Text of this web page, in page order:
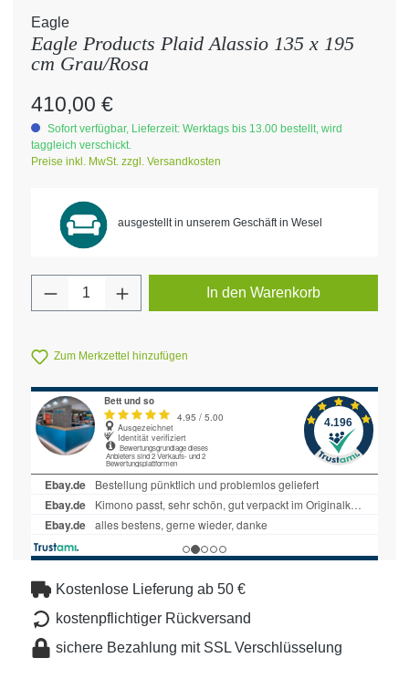
Eagle
Eagle Products Plaid Alassio 135 x 195
cm Grau/Rosa
Regulärer Preis:
410,00 €
Sofort verfügbar, Lieferzeit: Werktags bis 13.00 bestellt, wird
taggleich verschickt.
Preise inkl. MwSt. zzgl. Versandkosten
ausgestellt in unserem Geschäft in Wesel
Produkt Anzahl: Gib den gewünschten
In den Warenkorb
Zum Merkzettel hinzufügen
Kostenlose Lieferung ab 50 €
kostenpflichtiger Rückversand
sichere Bezahlung mit SSL Verschlüsselung